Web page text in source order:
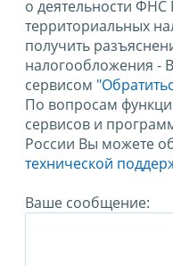
о деятельности ФНС
территориальных
получить
налогообложения -
сервисом
По вопросам
сервисов и
России Вы можете
технической
Ваше сообщение: